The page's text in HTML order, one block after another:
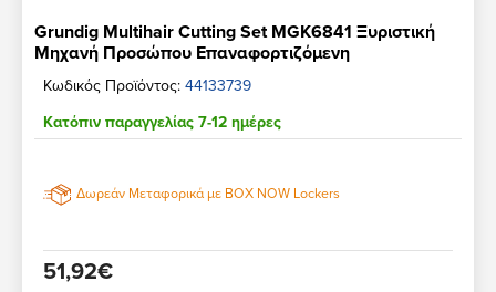
Grundig Multihair Cutting Set MGK6841 Ξυριστική
Μηχανή Προσώπου Επαναφορτιζόμενη
Κωδικός Προϊόντος: 44133739
Κατόπιν παραγγελίας 7-12 ημέρες
Δωρεάν Μεταφορικά με BOX NOW Lockers
51,92€